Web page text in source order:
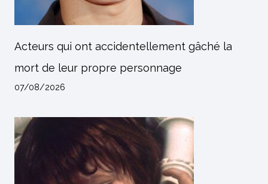
Acteurs qui ont accidentellement gâché la
mort de leur propre personnage
07/08/2026